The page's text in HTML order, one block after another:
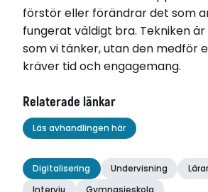
förstör eller förändrar det som
fungerat väldigt bra. Tekniken
som vi tänker, utan den medför
kräver tid och engagemang.
Relaterade länkar
Läs avhandlingen här
Digitalisering Undervisning
Intervju
Gymnasieskola